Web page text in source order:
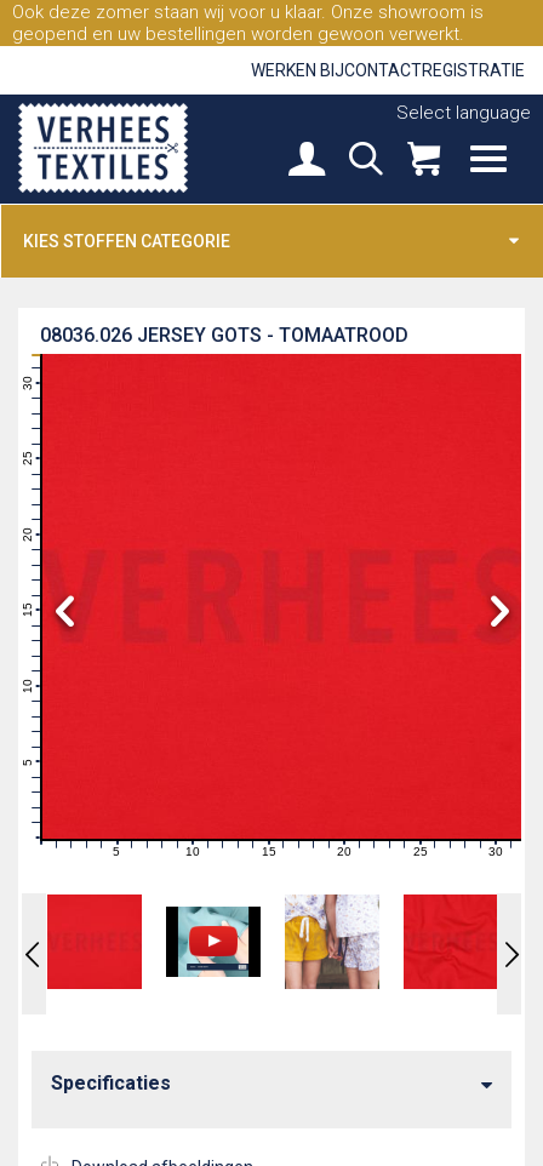
Ook deze zomer staan wij voor u klaar. Onze showroom is
geopend en uw bestellingen worden gewoon verwerkt.
WERKEN BIJCONTACTREGISTRATIE
Select language
KIES STOFFEN CATEGORIE
JERSEY GOTS - TOMAATROOD
08036.026
11
16
21
26
1 2 3 4 6 7 89 11121314 16171819 21222324 26272829 31
Specificaties